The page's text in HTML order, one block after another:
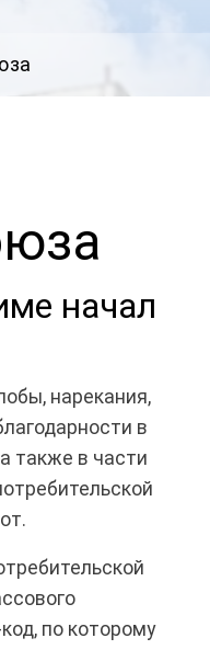
начал
нарекания,
в
также в части
по которому